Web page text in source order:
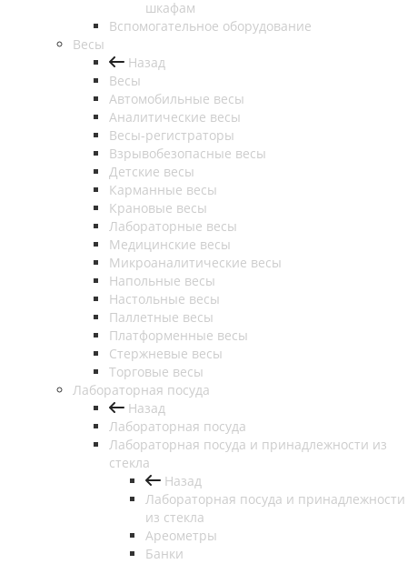
шкафам
Вспомогательное оборудование
Весы
Назад
Весы
Автомобильные весы
Аналитические весы
Весы-регистраторы
Взрывобезопасные весы
Детские весы
Карманные весы
Крановые весы
Лабораторные весы
Медицинские весы
Микроаналитические весы
Напольные весы
Настольные весы
Паллетные весы
Платформенные весы
Стержневые весы
Торговые весы
Лабораторная посуда
Назад
Лабораторная посуда
Лабораторная посуда и принадлежности из
стекла
Назад
Лабораторная посуда и принадлежности
из стекла
Ареометры
Банки